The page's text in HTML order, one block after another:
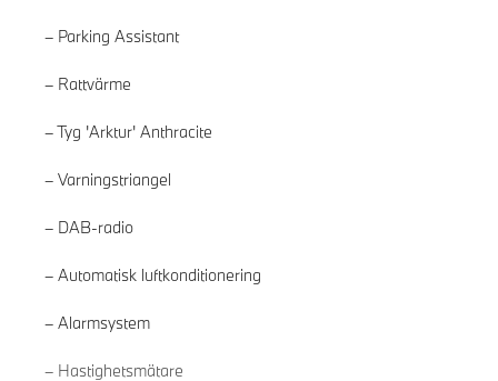
Parking Assistant
Rattvärme
Tyg 'Arktur' Anthracite
Varningstriangel
DAB-radio
Automatisk luftkonditionering
Alarmsystem
Hastighetsmätare
Läs mer